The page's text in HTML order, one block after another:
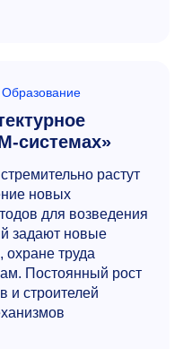
Образование
системах»
растут
новых
для возведения
задают новые
охране труда
Постоянный рост
и строителей